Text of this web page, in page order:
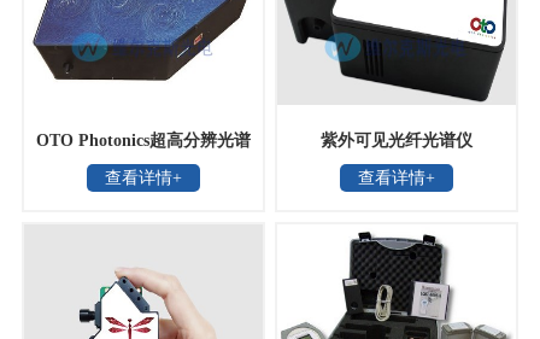
OTO Photonics超高分辨光谱
仪
查看详情+
紫外可见光纤光谱仪
查看详情+